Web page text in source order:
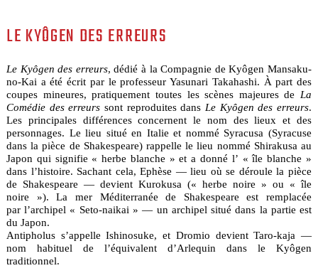
LE KYÔGEN DES ERREURS
Le Kyôgen des erreurs, dédié à la Compagnie de Kyôgen Mansaku-
no-Kai a été écrit par le professeur Yasunari Takahashi. À part des
coupes mineures, pratiquement toutes les scènes majeures de La
Comédie des erreurs sont reproduites dans Le Kyôgen des erreurs.
Les principales différences concernent le nom des lieux et des
personnages. Le lieu situé en Italie et nommé Syracusa (Syracuse
dans la pièce de Shakespeare) rappelle le lieu nommé Shirakusa au
Japon qui signifie « herbe blanche » et a donné l’ « île blanche »
dans l’histoire. Sachant cela, Ephèse — lieu où se déroule la pièce
de Shakespeare — devient Kurokusa (« herbe noire » ou « île
noire »). La mer Méditerranée de Shakespeare est remplacée
par l’archipel « Seto-naikai » — un archipel situé dans la partie est
du Japon.
Antipholus s’appelle Ishinosuke, et Dromio devient Taro-kaja —
nom habituel de l’équivalent d’Arlequin dans le Kyôgen
traditionnel.